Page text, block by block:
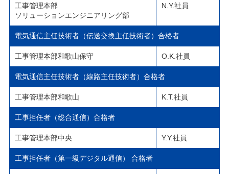
工事管理本部
ソリューションエンジニアリング部
N.Y.社員
電気通信主任技術者（伝送交換主任技術者）合格者
工事管理本部和歌山保守 O.K.社員
電気通信主任技術者（線路主任技術者）合格者
工事管理本部和歌山 K.T.社員
工事担任者（総合通信）合格者
工事管理本部中央 Y.Y.社員
工事担任者（第一級デジタル通信） 合格者